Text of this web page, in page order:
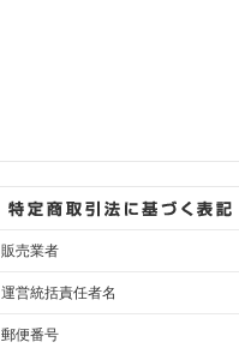
販売業者
運営統括責任者名
郵便番号